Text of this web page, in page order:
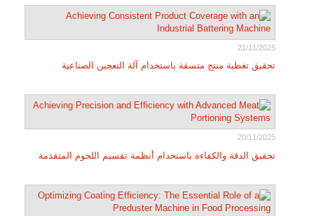
21/11/2025
تحقيق تغطية منتج متسقة باستخدام آلة التعجين الصناعية
20/11/2025
تحقيق الدقة والكفاءة باستخدام أنظمة تقسيم اللحوم المتقدمة